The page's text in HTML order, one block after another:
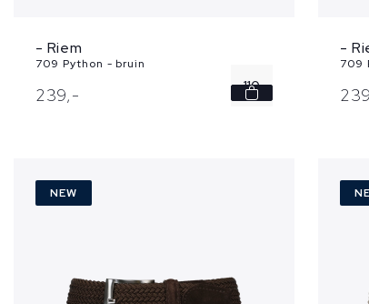
- Riem
709 Python - bruin
239,- 110
-
709
NEW